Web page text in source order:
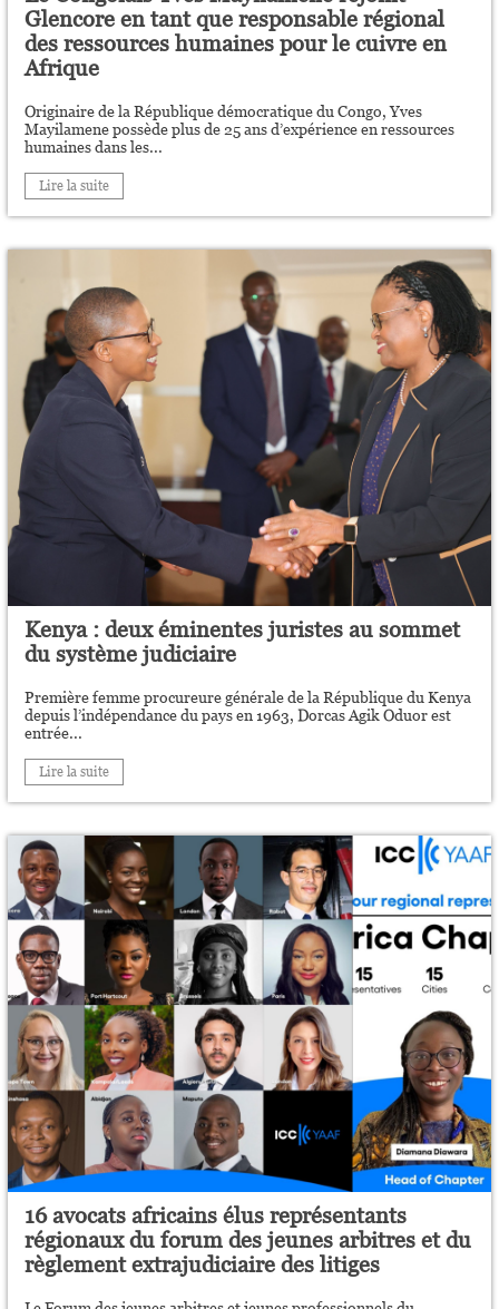
Glencore en tant que responsable régional
des ressources humaines pour le cuivre en
Afrique
Originaire de la République démocratique du Congo, Yves
Mayilamene possède plus de 25 ans d’expérience en ressources
humaines dans les...
Lire la suite
Kenya : deux éminentes juristes au sommet
du système judiciaire
Première femme procureure générale de la République du Kenya
depuis l’indépendance du pays en 1963, Dorcas Agik Oduor est
entrée...
Lire la suite
16 avocats africains élus représentants
régionaux du forum des jeunes arbitres et du
règlement extrajudiciaire des litiges